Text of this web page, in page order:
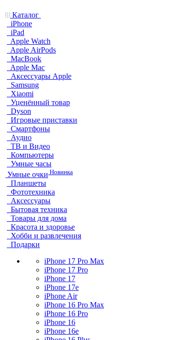
Каталог
iPhone
iPad
Apple Watch
Apple AirPods
MacBook
Apple Mac
Аксессуары Apple
Samsung
Xiaomi
Уценённый товар
Dyson
Игровые приставки
Смартфоны
Аудио
ТВ и Видео
Компьютеры
Умные часы
Умные очки Новинка
Планшеты
Фототехника
Аксессуары
Бытовая техника
Товары для дома
Красота и здоровье
Хобби и развлечения
Подарки
iPhone 17 Pro Max
iPhone 17 Pro
iPhone 17
iPhone 17e
iPhone Air
iPhone 16 Pro Max
iPhone 16 Pro
iPhone 16
iPhone 16e